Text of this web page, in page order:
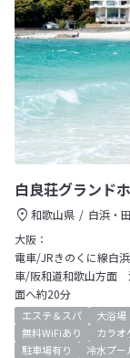
白良荘グランド
和歌山県 白浜・
大阪：
電車/JRきのくに線白
車/阪和道和歌山方面
面へ約20分
エステ＆スパ 大浴場
無料WiFiあり
カラオ
駐車場有り
冷水プー